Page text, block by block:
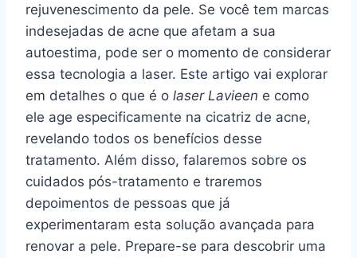
rejuvenescimento da pele. Se você tem marcas
indesejadas de acne que afetam a sua
autoestima, pode ser o momento de considerar
essa tecnologia a laser. Este artigo vai explorar
em detalhes o que é o laser Lavieen e como
ele age especificamente na cicatriz de acne,
revelando todos os benefícios desse
tratamento. Além disso, falaremos sobre os
cuidados pós-tratamento e traremos
depoimentos de pessoas que já
experimentaram esta solução avançada para
renovar a pele. Prepare-se para descobrir uma